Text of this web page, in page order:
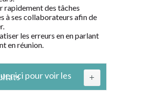
rapidement des tâches
à ses collaborateurs afin de
les erreurs en en parlant
en réunion.
ici pour voir les